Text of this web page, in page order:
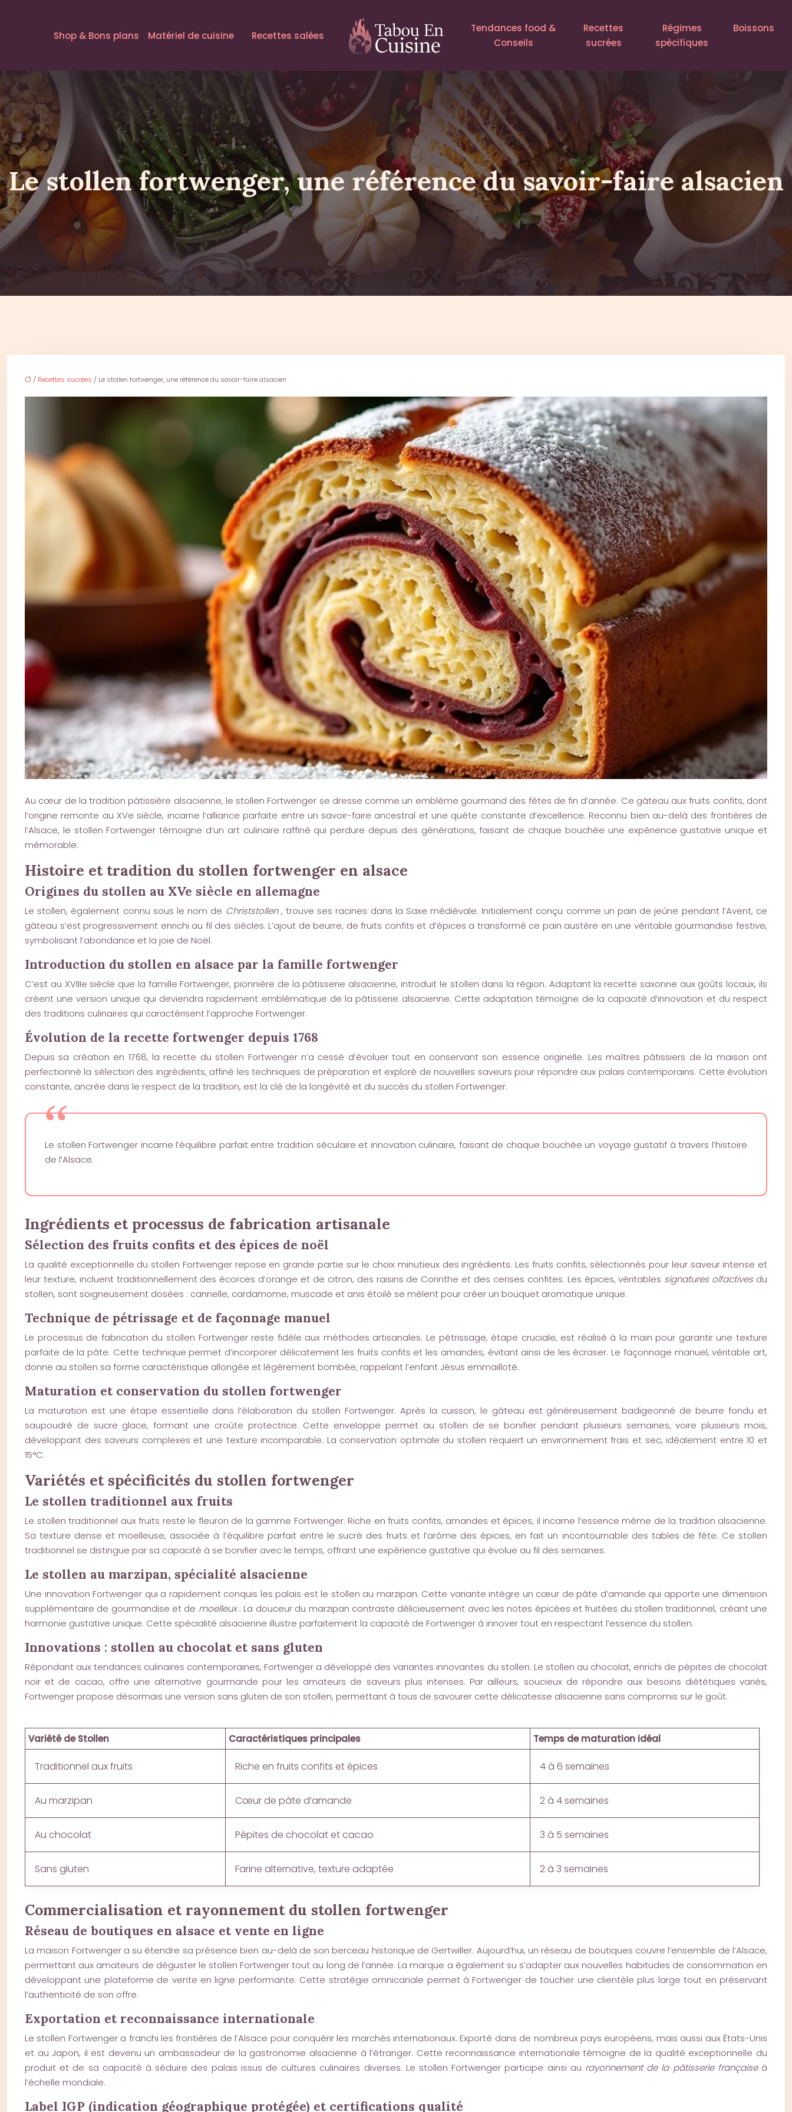
Recettes salées
Matériel de cuisine
Shop & Bons plans
Tendances food &
Conseils
Recettes
sucrées
Régimes
spécifiques
Boissons
Le stollen fortwenger, une référence du savoir-faire alsacien
/ Recettes sucrées / Le stollen fortwenger, une référence du savoir-faire alsacien
Au cœur de la tradition pâtissière alsacienne, le stollen Fortwenger se dresse comme un emblème gourmand des fêtes de fin d’année. Ce gâteau aux fruits confits, dont
l’origine remonte au XVe siècle, incarne l’alliance parfaite entre un savoir-faire ancestral et une quête constante d’excellence. Reconnu bien au-delà des frontières de
l’Alsace, le stollen Fortwenger témoigne d’un art culinaire raffiné qui perdure depuis des générations, faisant de chaque bouchée une expérience gustative unique et
mémorable.
Histoire et tradition du stollen fortwenger en alsace
Origines du stollen au XVe siècle en allemagne
Le stollen, également connu sous le nom de Christstollen, trouve ses racines dans la Saxe médiévale. Initialement conçu comme un pain de jeûne pendant l’Avent, ce
gâteau s’est progressivement enrichi au fil des siècles. L’ajout de beurre, de fruits confits et d’épices a transformé ce pain austère en une véritable gourmandise festive,
symbolisant l’abondance et la joie de Noël.
Introduction du stollen en alsace par la famille fortwenger
C’est au XVIIIe siècle que la famille Fortwenger, pionnière de la pâtisserie alsacienne, introduit le stollen dans la région. Adaptant la recette saxonne aux goûts locaux, ils
créent une version unique qui deviendra rapidement emblématique de la pâtisserie alsacienne. Cette adaptation témoigne de la capacité d’innovation et du respect
des traditions culinaires qui caractérisent l’approche Fortwenger.
Évolution de la recette fortwenger depuis 1768
Depuis sa création en 1768, la recette du stollen Fortwenger n’a cessé d’évoluer tout en conservant son essence originelle. Les maîtres pâtissiers de la maison ont
perfectionné la sélection des ingrédients, affiné les techniques de préparation et exploré de nouvelles saveurs pour répondre aux palais contemporains. Cette évolution
constante, ancrée dans le respect de la tradition, est la clé de la longévité et du succès du stollen Fortwenger.
Le stollen Fortwenger incarne l’équilibre parfait entre tradition séculaire et innovation culinaire, faisant de chaque bouchée un voyage gustatif à travers l’histoire
de l’Alsace.
Ingrédients et processus de fabrication artisanale
Sélection des fruits confits et des épices de noël
La qualité exceptionnelle du stollen Fortwenger repose en grande partie sur le choix minutieux des ingrédients. Les fruits confits, sélectionnés pour leur saveur intense et
leur texture, incluent traditionnellement des écorces d’orange et de citron, des raisins de Corinthe et des cerises confites. Les épices, véritables signatures olfactives du
stollen, sont soigneusement dosées : cannelle, cardamome, muscade et anis étoilé se mêlent pour créer un bouquet aromatique unique.
Technique de pétrissage et de façonnage manuel
Le processus de fabrication du stollen Fortwenger reste fidèle aux méthodes artisanales. Le pétrissage, étape cruciale, est réalisé à la main pour garantir une texture
parfaite de la pâte. Cette technique permet d’incorporer délicatement les fruits confits et les amandes, évitant ainsi de les écraser. Le façonnage manuel, véritable art,
donne au stollen sa forme caractéristique allongée et légèrement bombée, rappelant l’enfant Jésus emmailloté.
Maturation et conservation du stollen fortwenger
La maturation est une étape essentielle dans l’élaboration du stollen Fortwenger. Après la cuisson, le gâteau est généreusement badigeonné de beurre fondu et
saupoudré de sucre glace, formant une croûte protectrice. Cette enveloppe permet au stollen de se bonifier pendant plusieurs semaines, voire plusieurs mois,
développant des saveurs complexes et une texture incomparable. La conservation optimale du stollen requiert un environnement frais et sec, idéalement entre 10 et
15°C.
Variétés et spécificités du stollen fortwenger
Le stollen traditionnel aux fruits
Le stollen traditionnel aux fruits reste le fleuron de la gamme Fortwenger. Riche en fruits confits, amandes et épices, il incarne l’essence même de la tradition alsacienne.
Sa texture dense et moelleuse, associée à l’équilibre parfait entre le sucré des fruits et l’arôme des épices, en fait un incontournable des tables de fête. Ce stollen
traditionnel se distingue par sa capacité à se bonifier avec le temps, offrant une expérience gustative qui évolue au fil des semaines.
Le stollen au marzipan, spécialité alsacienne
Une innovation Fortwenger qui a rapidement conquis les palais est le stollen au marzipan. Cette variante intègre un cœur de pâte d’amande qui apporte une dimension
supplémentaire de gourmandise et de moelleux. La douceur du marzipan contraste délicieusement avec les notes épicées et fruitées du stollen traditionnel, créant une
harmonie gustative unique. Cette spécialité alsacienne illustre parfaitement la capacité de Fortwenger à innover tout en respectant l’essence du stollen.
Innovations : stollen au chocolat et sans gluten
Répondant aux tendances culinaires contemporaines, Fortwenger a développé des variantes innovantes du stollen. Le stollen au chocolat, enrichi de pépites de chocolat
noir et de cacao, offre une alternative gourmande pour les amateurs de saveurs plus intenses. Par ailleurs, soucieux de répondre aux besoins diététiques variés,
Fortwenger propose désormais une version sans gluten de son stollen, permettant à tous de savourer cette délicatesse alsacienne sans compromis sur le goût.
Variété de Stollen Caractéristiques principales Temps de maturation idéal
Traditionnel aux fruits Riche en fruits confits et épices 4 à 6 semaines
Au marzipan Cœur de pâte d’amande 2 à 4 semaines
Au chocolat Pépites de chocolat et cacao 3 à 5 semaines
Sans gluten Farine alternative, texture adaptée 2 à 3 semaines
Commercialisation et rayonnement du stollen fortwenger
Réseau de boutiques en alsace et vente en ligne
La maison Fortwenger a su étendre sa présence bien au-delà de son berceau historique de Gertwiller. Aujourd’hui, un réseau de boutiques couvre l’ensemble de l’Alsace,
permettant aux amateurs de déguster le stollen Fortwenger tout au long de l’année. La marque a également su s’adapter aux nouvelles habitudes de consommation en
développant une plateforme de vente en ligne performante. Cette stratégie omnicanale permet à Fortwenger de toucher une clientèle plus large tout en préservant
l’authenticité de son offre.
Exportation et reconnaissance internationale
Le stollen Fortwenger a franchi les frontières de l’Alsace pour conquérir les marchés internationaux. Exporté dans de nombreux pays européens, mais aussi aux États-Unis
et au Japon, il est devenu un ambassadeur de la gastronomie alsacienne à l’étranger. Cette reconnaissance internationale témoigne de la qualité exceptionnelle du
produit et de sa capacité à séduire des palais issus de cultures culinaires diverses. Le stollen Fortwenger participe ainsi au rayonnement de la pâtisserie française à
l’échelle mondiale.
Label IGP (indication géographique protégée) et certifications qualité